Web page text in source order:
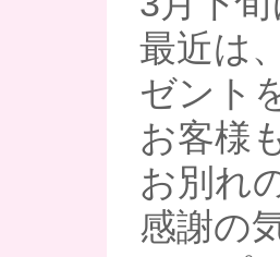
最近は
ゼント
お客様
お別れ
感謝の